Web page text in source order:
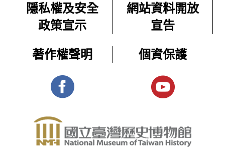
異
邦
人
會
原
住
片
嚴
體
制
下
遭
控
制
常
設
展-
題
片
資
源,
生
課
程
2025-
08
在
戒
嚴
常
設
1704
隱私權及安全
政策宣示
網站資料開放
宣告
著作權聲明 個資保護